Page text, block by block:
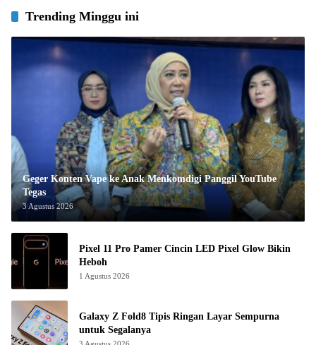
Trending Minggu ini
Geger Konten Vape ke Anak Menkomdigi Panggil YouTube
Tegas
3 Agustus 2026
Pixel 11 Pro Pamer Cincin LED Pixel Glow Bikin
Heboh
1 Agustus 2026
Galaxy Z Fold8 Tipis Ringan Layar Sempurna
untuk Segalanya